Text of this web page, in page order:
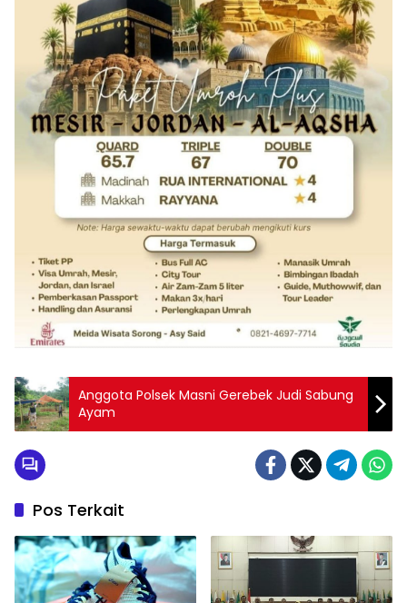
Anggota Polsek Masni Gerebek Judi Sabung
Ayam
Pos Terkait